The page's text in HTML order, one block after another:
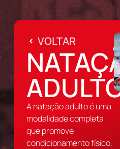
VOLTAR
A natação adulto é uma
modalidade completa
que promove
condicionamento físico,